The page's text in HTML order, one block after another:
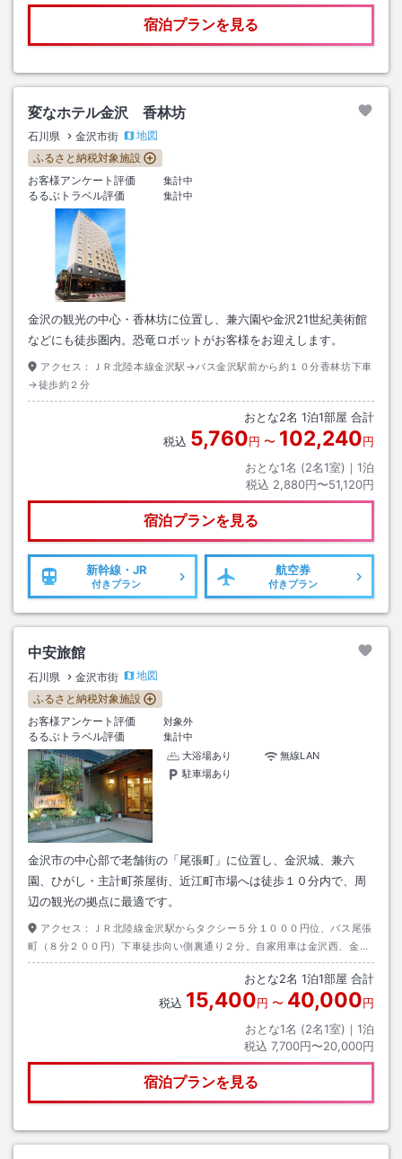
宿泊プランを見る
変なホテル金沢 香林坊
石川県 金沢市街
地図
ふるさと納税対象施設
お客様アンケート評価
集計中
るるぶトラベル評価 集計中
金沢の観光の中心・香林坊に位置し、兼六園や金沢21世紀美術館
などにも徒歩圏内。恐竜ロボットがお客様をお迎えします。
アクセス：
ＪＲ北陸本線金沢駅→バス金沢駅前から約１０分香林坊下車
→徒歩約２分
おとな2名 1泊1部屋 合計
税込 5,760円 〜 102,240円
おとな1名 (2名1室)｜ 1泊
税込 2,880円〜51,120円
宿泊プランを見る
新幹線・JR
付きプラン
航空券
付きプラン
中安旅館
石川県 金沢市街
地図
ふるさと納税対象施設
お客様アンケート評価
対象外
るるぶトラベル評価
集計中
大浴場あり
無線LAN
駐車場あり
金沢市の中心部で老舗街の「尾張町」に位置し、金沢城、兼六
園、ひがし・主計町茶屋街、近江町市場へは徒歩１０分内で、周
辺の観光の拠点に最適です。
アクセス：
ＪＲ北陸線金沢駅からタクシー５分１０００円位、バス尾張
町（８分２００円）下車徒歩向い側裏通り２分。自家用車は金沢西、金沢
東ＩＣより約１５分。
おとな2名 1泊1部屋 合計
税込 15,400円 〜 40,000円
おとな1名 (2名1室)｜ 1泊
税込 7,700円〜20,000円
宿泊プランを見る